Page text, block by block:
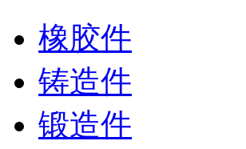
橡胶件
铸造件
锻造件